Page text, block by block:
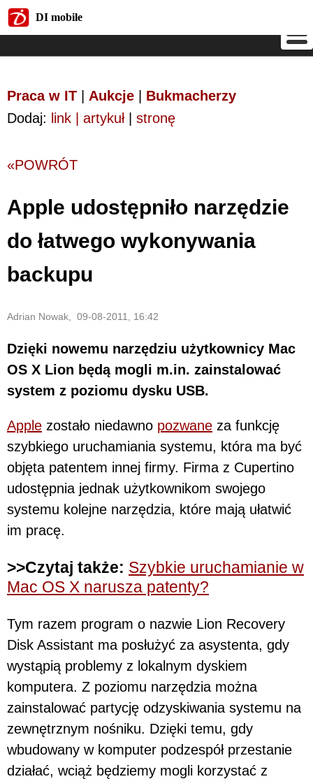
DI mobile
Praca w IT Aukcje
Bukmacherzy
Dodaj: link | artykuł| stronę
«POWRÓT
Apple udostępniło narzędzie
do łatwego wykonywania
backupu
Adrian Nowak, 09-08-2011, 16:42
Dzięki nowemu narzędziu użytkownicy Mac
OS X Lion będą mogli m.in. zainstalować
system z poziomu dysku USB.
Apple zostało niedawno pozwane za funkcję
szybkiego uruchamiania systemu, która ma być
objęta patentem innej firmy. Firma z Cupertino
udostępnia jednak użytkownikom swojego
systemu kolejne narzędzia, które mają ułatwić
im pracę.
>>Czytaj także: Szybkie uruchamianie w
Mac OS X narusza patenty?
Tym razem program o nazwie Lion Recovery
Disk Assistant ma posłużyć za asystenta, gdy
wystąpią problemy z lokalnym dyskiem
komputera. Z poziomu narzędzia można
zainstalować partycję odzyskiwania systemu na
zewnętrznym nośniku. Dzięki temu, gdy
wbudowany w komputer podzespół przestanie
działać, wciąż będziemy mogli korzystać z
DI mobile